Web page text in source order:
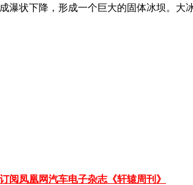
状下降，形成一个巨大的固体冰坝。大
阅凤凰网汽车电子杂志《轩辕周刊》